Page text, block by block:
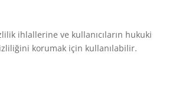
ihlallerine ve kullanıcıların hukuki
korumak için kullanılabilir.